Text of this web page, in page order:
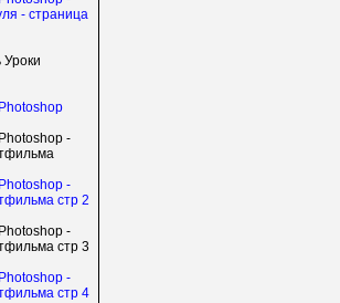
- страница
Уроки
-
-
стр 2
-
стр 3
-
стр 4